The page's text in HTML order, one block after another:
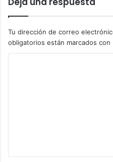
Tu dirección de correo
obligatorios están marcados con